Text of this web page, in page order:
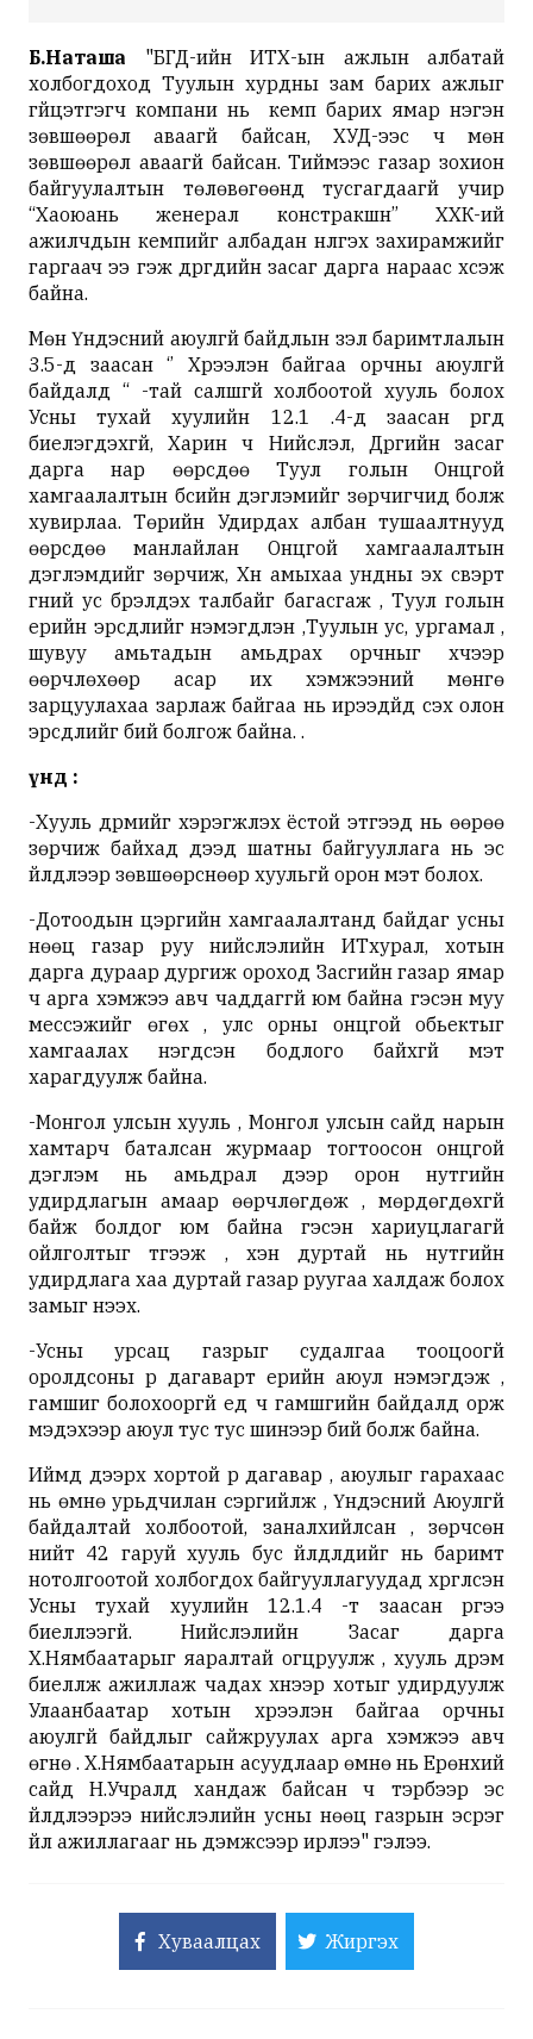
Б.Наташа "БГД-ийн ИТХ-ын ажлын албатай
холбогдоход Туулын хурдны зам барих ажлыг
гүйцэтгэгч компани нь кемп барих ямар нэгэн
зөвшөөрөл аваагүй байсан, ХУД-ээс ч мөн
зөвшөөрөл аваагүй байсан. Тиймээс газар зохион
байгуулалтын төлөвөгөөнд тусгагдаагүй учир
“Хаоюань женерал констракшн” ХХК-ий
ажилчдын кемпийг албадан нүүлгэх захирамжийг
гаргаач ээ гэж дүүргүүдийн засаг дарга нараас хүсэж
байна.
Мөн Үндэсний аюулгүй байдлын үзэл баримтлалын
3.5-д заасан ‘’ Хүрээлэн байгаа орчны аюулгүй
байдалд “ -тай салшгүй холбоотой хууль болох
Усны тухай хуулийн 12.1 .4-д заасан үүргүүд
биелэгдэхгүй, Харин ч Нийслэл, Дүүргийн засаг
дарга нар өөрсдөө Туул голын Онцгой
хамгаалалтын бүсийн дэглэмийг зөрчигчид болж
хувирлаа. Төрийн Удирдах албан тушаалтнууд
өөрсдөө манлайлан Онцгой хамгаалалтын
дэглэмүүдийг зөрчиж, Хүн амыхаа ундны эх үүсвэрт
гүний ус бүрэлдэх талбайг багасгаж , Туул голын
үерийн эрсдлийг нэмэгдүүлэн ,Туулын ус, ургамал ,
шувуу амьтадын амьдрах орчныг хүчээр
өөрчлөхөөр асар их хэмжээний мөнгө
зарцуулахаа зарлаж байгаа нь ирээдүйд үүсэх олон
эрсдлийг бий болгож байна. .
Үүнд :
-Хууль дүрмийг хэрэгжүүлэх ёстой этгээд нь өөрөө
зөрчиж байхад дээд шатны байгууллага нь эс
үйлдлээр зөвшөөрснөөр хуульгүй орон мэт болох.
-Дотоодын цэргийн хамгаалалтанд байдаг усны
нөөц газар руу нийслэлийн ИТхурал, хотын
дарга дураар дургиж ороход Засгийн газар ямар
ч арга хэмжээ авч чаддаггүй юм байна гэсэн муу
мессэжийг өгөх , улс орны онцгой обьектыг
хамгаалах нэгдсэн бодлого байхгүй мэт
харагдуулж байна.
-Монгол улсын хууль , Монгол улсын сайд нарын
хамтарч баталсан журмаар тогтоосон онцгой
дэглэм нь амьдрал дээр орон нутгийн
удирдлагын амаар өөрчлөгдөж , мөрдөгдөхгүй
байж болдог юм байна гэсэн хариуцлагагүй
ойлголтыг түгээж , хэн дуртай нь нутгийн
удирдлага хаа дуртай газар руугаа халдаж болох
замыг нээх.
-Усны урсац газрыг судалгаа тооцоогүй
оролдсоны үр дагаварт үерийн аюул нэмэгдэж ,
гамшиг болохооргүй үед ч гамшгийн байдалд орж
мэдэхээр аюул тус тус шинээр бий болж байна.
Иймд дээрх хортой үр дагавар , аюулыг гарахаас
нь өмнө урьдчилан сэргийлж , Үндэсний Аюулгүй
байдалтай холбоотой, заналхийлсан , зөрчсөн
нийт 42 гаруй хууль бус үйлдлүүдийг нь баримт
нотолгоотой холбогдох байгууллагуудад хүргүүлсэн
Усны тухай хуулийн 12.1.4 -т заасан үүргээ
биелүүлээгүй. Нийслэлийн Засаг дарга
Х.Нямбаатарыг яаралтай огцруулж , хууль дүрэм
биелүүлж ажиллаж чадах хүнээр хотыг удирдуулж
Улаанбаатар хотын хүрээлэн байгаа орчны
аюулгүй байдлыг сайжруулах арга хэмжээ авч
өгнө үү. Х.Нямбаатарын асуудлаар өмнө нь Ерөнхий
сайд Н.Учралд хандаж байсан ч тэрбээр эс
үйлдлээрээ нийслэлийн усны нөөц газрын эсрэг
үйл ажиллагааг нь дэмжсээр ирлээ" гэлээ.
Хуваалцах Жиргэх